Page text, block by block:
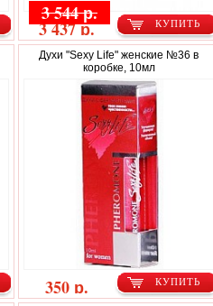
КУПИТЬ
3 544 р.
3 437 р.
Духи "Sexy Life" женские №36 в
коробке, 10мл
КУПИТЬ
350 р.